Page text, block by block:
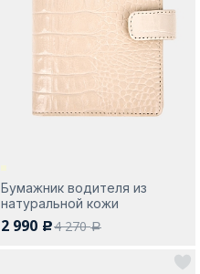
Бумажник водителя из
натуральной кожи
2 990 c4 270a